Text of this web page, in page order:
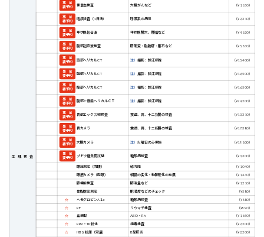
生理検査
事 前
要予約
便潜血検査 大腸がんなど （¥1,650）
事 前
要予約
喀痰検査（1日法） 呼吸系の病気 （¥2,310）
事 前
要予約
甲状腺超音波 甲状腺腫大、腫瘤など （¥4,620）
事 前
要予約
腹部超音波検査 肝硬変・脂肪肝・胆石など （¥5,830）
事 前
要予約 頭部ヘリカルCT 注）撮影：鈴江病院 （¥15,400）
事 前
要予約
胸部ヘリカルCT 注）撮影：鈴江病院 （¥16,500）
事 前
要予約 腹部ヘリカルCT 注）撮影：鈴江病院 （¥16,500）
事 前
要予約 腹部＋骨盤ヘリカルＣＴ 注）撮影：鈴江病院 （¥24,200）
事 前
要予約 胃部エックス線検査 食道、胃、十二指腸の検査 （¥13,310）
事 前
要予約 胃カメラ 食道、胃、十二指腸の検査 （¥17,380）
事 前
要予約
大腸カメラ 注）火曜日のみ実施 （¥19,800）
事 前
要予約 ブドウ糖負荷試験 糖尿病検査 （¥3,300）
眼圧測定（両眼） 緑内障 （¥1,040）
眼底カメラ（両眼） 網膜の変化・動脈硬化の有無
（¥1,430）
肺機能検査
肺活量など
（¥1,210）
体脂肪率測定
肥満度などのチェック （¥580）
☆ ヘモグロビンA１c 糖尿病検査
（¥880）
☆
RF リウマチ検査
（¥990）
☆
血液型 ABO・Rh
（¥1,650）
☆
RPR・TP抗体 梅毒検査
（¥2,200）
☆
HBｓ抗原（定量） B型肝炎
（¥2,200）